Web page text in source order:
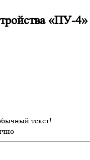
«ПУ-4»
текст!